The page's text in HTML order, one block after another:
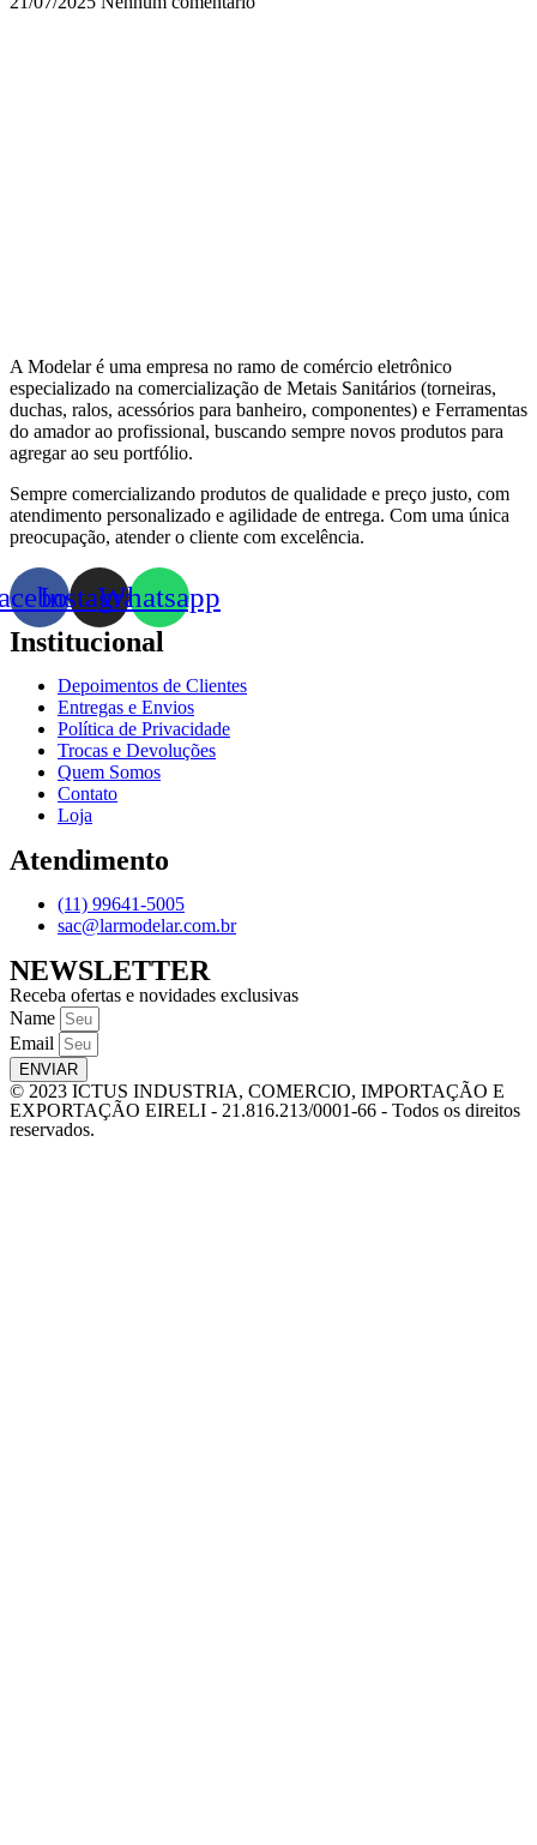
A Modelar é uma empresa no ramo de comércio eletrônico
especializado na comercialização de Metais Sanitários (torneiras,
duchas, ralos, acessórios para banheiro, componentes) e Ferramentas
do amador ao profissional, buscando sempre novos produtos para
agregar ao seu portfólio.
Sempre comercializando produtos de qualidade e preço justo, com
atendimento personalizado e agilidade de entrega. Com uma única
preocupação, atender o cliente com excelência.
InstagramWhatsapp
Institucional
Depoimentos de Clientes
Entregas e Envios
Política de Privacidade
Trocas e Devoluções
Quem Somos
Contato
Loja
Atendimento
(11) 99641-5005
sac@larmodelar.com.br
NEWSLETTER
Receba ofertas e novidades exclusivas
Name
Email
ENVIAR
© 2023 ICTUS INDUSTRIA, COMERCIO, IMPORTAÇÃO E
EXPORTAÇÃO EIRELI - 21.816.213/0001-66 - Todos os direitos
reservados.